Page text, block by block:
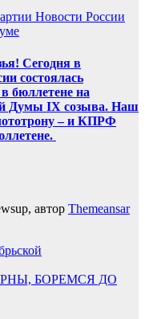
Новости России
Сегодня в
состоялась
бюллетене на
Думы IX созыва. Наш
– и КПРФ
автор Themeansar
БОРЕМСЯ ДО